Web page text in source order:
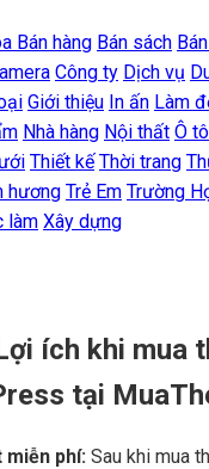
Bán hàng Bán sách
Công ty Dịch vụ
Giới thiệu In ấn Làm
Nhà hàng Nội thất Ô tô
Thiết kế Thời trang
hương Trẻ Em Trường
làm Xây dựng
ích khi mua
tại
phí: Sau khi mua